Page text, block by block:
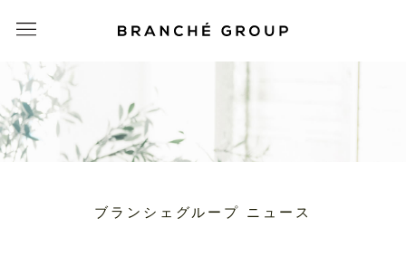
ブランシェグループ ニュース